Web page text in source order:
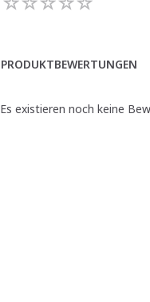
PRODUKTBEWERTUNGEN
Es existieren noch keine